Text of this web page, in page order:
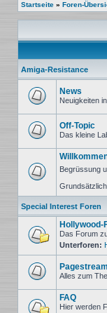
Startseite » Foren-
Amiga-Resistance
ungelesenen
Beiträge
News
Neuigkeiten
ungelesenen
Beiträge
Off-Topic
Das kleine
Keine
Begrüssung
Special Interest Foren
Keine
ungelesenen
Beiträge
Hollywood-
Das Forum
Unterforen:
ungelesenen
Beiträge
Pagestream
Alles zum
FAQ
Hier werden